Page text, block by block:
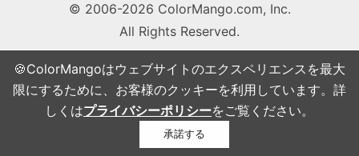
🍪ColorMangoはウェブサイトのエクスペリエンスを最大
限にするために、お客様のクッキーを利用しています。詳
しくはプライバシーポリシーをご覧ください。
承諾する
© 2006-2026 ColorMango.com, Inc.
All Rights Reserved.